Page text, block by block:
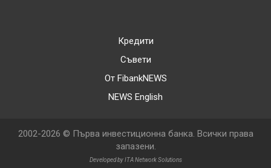
Кредити
Съвети
От FibankNEWS
NEWS English
2002-2026 © Първа инвестиционна банка. Всички права
запазени.
Developed by ITA Network Solutions